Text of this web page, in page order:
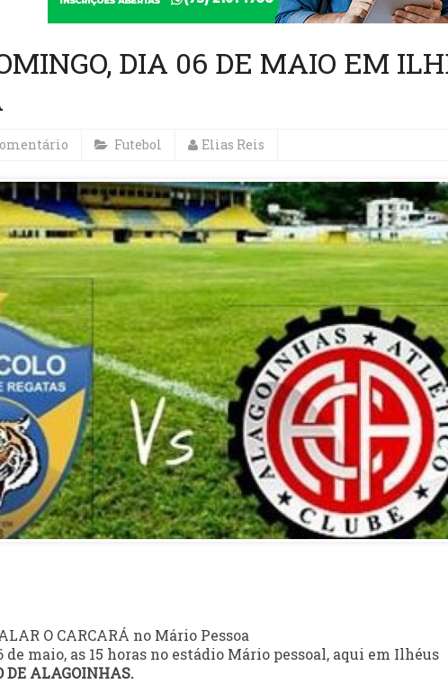
DIA 06 DE MAIO EM
Futebol Elias Reis
O CARCARÁ no Mário Pessoa
de maio, as 15 horas no estádio Mário pessoal, aqui em Ilhéus
DE ALAGOINHAS.